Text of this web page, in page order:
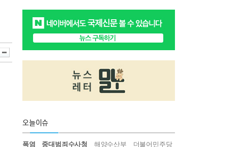
오늘이슈
폭염 중대범죄수사청 해양수산부
더불어민주당